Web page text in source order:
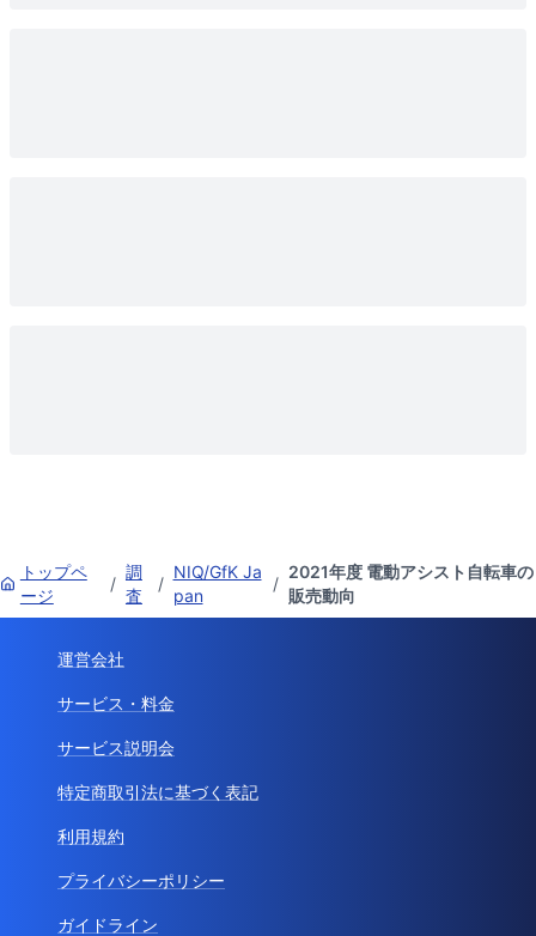
トップペ
ージ
/
調
査
/
NIQ/GfK Ja
pan
/
2021年度 電動アシスト自転車の
販売動向
運営会社
サービス・料金
サービス説明会
特定商取引法に基づく表記
利用規約
プライバシーポリシー
ガイドライン